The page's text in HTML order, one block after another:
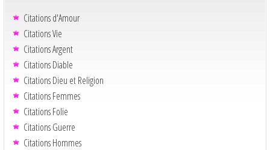
Citations d'Amour
Citations Vie
Citations Argent
Citations Diable
Citations Dieu et Religion
Citations Femmes
Citations Folie
Citations Guerre
Citations Hommes